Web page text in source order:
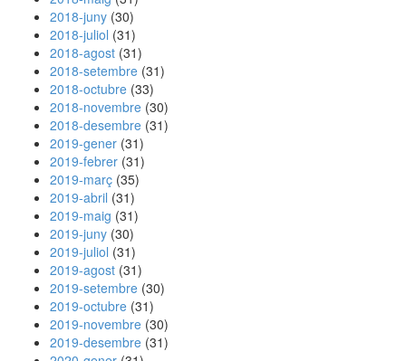
2018-juny (30)
2018-juliol (31)
2018-agost (31)
2018-setembre (31)
2018-octubre (33)
2018-novembre (30)
2018-desembre (31)
2019-gener (31)
2019-febrer (31)
2019-març (35)
2019-abril (31)
2019-maig (31)
2019-juny (30)
2019-juliol (31)
2019-agost (31)
2019-setembre (30)
2019-octubre (31)
2019-novembre (30)
2019-desembre (31)